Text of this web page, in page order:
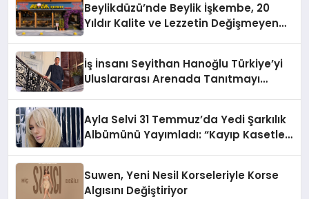
Hayata Geçirecek
Beylikdüzü’nde Beylik İşkembe, 20
Yıldır Kalite ve Lezzetin Değişmeyen
İş İnsanı Seyithan Hanoğlu Türkiye’yi
Uluslararası Arenada Tanıtmayı
Ayla Selvi 31 Temmuz’da Yedi Şarkılık
Albümünü Yayımladı: “Kayıp Kasetler
Suwen, Yeni Nesil Korseleriyle Korse
Algısını Değiştiriyor